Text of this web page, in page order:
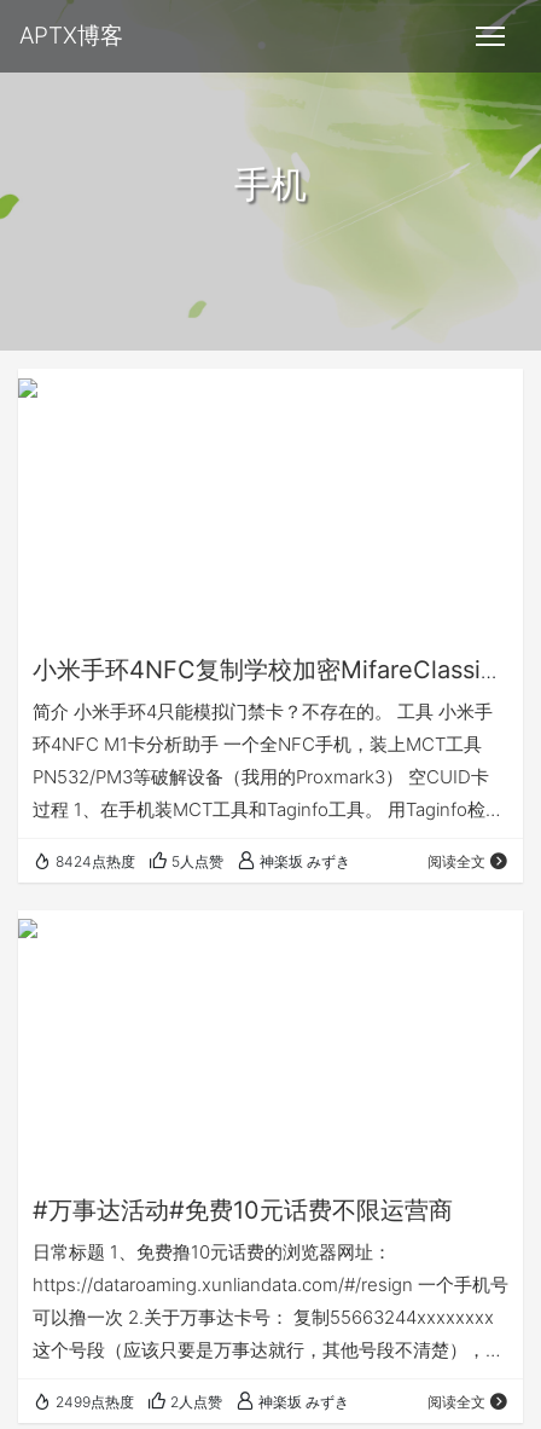
APTX博客
手机
小米手环4NFC复制学校加密MifareClassic
卡尝试与过程
简介 小米手环4只能模拟门禁卡？不存在的。 工具 小米手
环4NFC M1卡分析助手 一个全NFC手机，装上MCT工具
PN532/PM3等破解设备（我用的Proxmark3） 空CUID卡
过程 1、在手机装MCT工具和Taginfo工具。 用Taginfo检测
具，卡放到手机NFC处，先看看默认字典能不能把密码跑出
上，开始破解密码。 proxmark3.exe COM22 hf 14a info…
8424点热度 5人点赞 神楽坂 みずき 阅读全文
#万事达活动#免费10元话费不限运营商
日常标题 1、免费撸10元话费的浏览器网址：
https://dataroaming.xunliandata.com/#/resign 一个手机号
可以撸一次 2.关于万事达卡号： 复制55663244xxxxxxxx
这个号段（应该只要是万事达就行，其他号段不清楚），然
https://www.elfqrin.com/discard_credit_card_generator.p
2499点热度 2人点赞 神楽坂 みずき 阅读全文